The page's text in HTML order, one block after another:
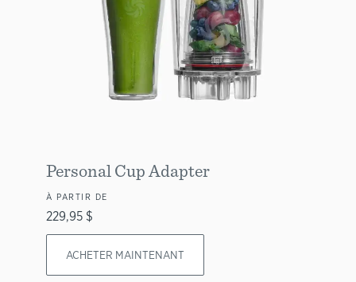
Personal Cup Adapter
À PARTIR DE
229,95 $
ACHETER MAINTENANT